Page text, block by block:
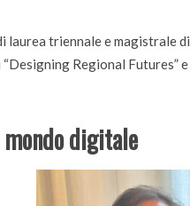
laurea triennale e magistrale di
Regional Futures” e
digitale